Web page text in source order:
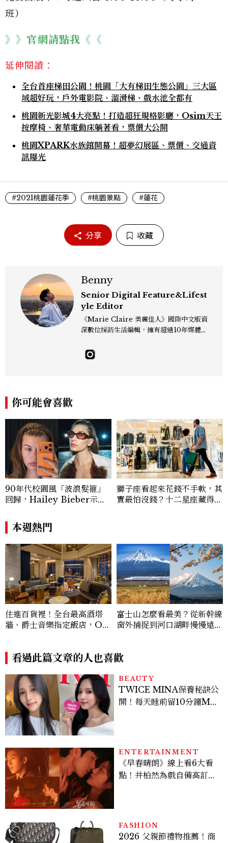
班）
》》官網請點我《《
延伸閱讀：
全台首座梯田公園！桃園「大有梯田生態公園」三大區
域超好玩，戶外電影院、溜滑梯、戲水池全都有
桃園新光影城4大亮點！打造超狂規格影廳，Osim天王
按摩椅、奢華電動床躺著看，票價大公開
桃園XPARK水族館開幕！超夢幻展區、票價、交通資
訊曝光
#2021桃園蓮花季 #桃園景點 #蓮花
分享 收藏
Benny
Senior Digital Feature&Lifest
yle Editor
《Marie Claire 美麗佳人》國際中文版資
深數位採訪生活編輯，擁有超過10年媒體與
飯店、奢華旅宿、旅遊景點、航空等領域，
另涉獵3C家電、居家生活範疇，具備實測
pella、Mandarin Oriental、JOAL
I、Raffles、Banyan Tree、IHG、Ma
rriott等頂級飯店集團。 策劃並執行超過7
0篇深度專題「MC開房間」、260 篇以上
「玩咖懶人包」盤點類文章，致力用專業視
角提供讀者最新話題、兼具風格與實用的高
品質生活旅遊靈感內容。 Contact：ben
ny_yang@mctw.com.tw
你可能會喜歡
90年代校園風「波浪髮箍」
回歸，Hailey Bieber示範
u髮箍未開賣先爆紅！
獅子座看起來花錢不手軟，其
實最怕沒錢？十二星座藏得最
本週熱門
住進百貨裡！全台最高酒塔
牆、爵士音樂指定飯店，OK
富士山怎麼看最美？從新幹線
窗外捕捉到河口湖畔慢慢遠
看過此篇文章的人也喜歡
BEAUTY
TWICE MINA保養秘訣公
開！每天睡前留10分鐘ME
ENTERTAINMENT
《早春晴朗》線上看6大看
點！井柏然為戲自備高訂，
FASHION
2026 父親節禮物推薦！商